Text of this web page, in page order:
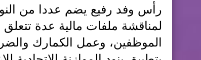
رأس وفد رفيع يضم عددا من
لمناقشة ملفات مالية عدة
الموظفين، وعمل الكمارك